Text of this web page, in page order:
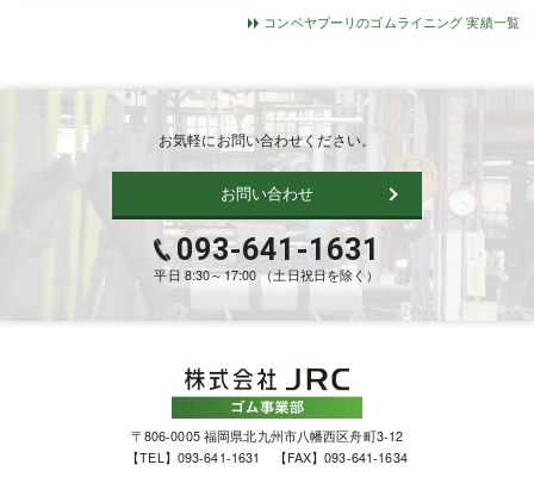
コンベヤプーリのゴムライニング 実績一覧
お気軽にお問い合わせください。
お問い合わせ
093-641-1631
平日 8:30～17:00 （土日祝日を除く）
〒806-0005 福岡県北九州市八幡西区舟町3-12
【TEL】093-641-1631 【FAX】093-641-1634